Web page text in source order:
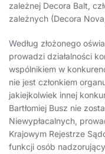
zależnej Decora Balt,
zależnych (Decora
Według złożonego
prowadzi działalności
wspólnikiem w
nie jest członkiem
jakiejkolwiek innej
Bartłomiej Busz nie
Niewypłacalnych,
Krajowym Rejestrze
funkcji osób